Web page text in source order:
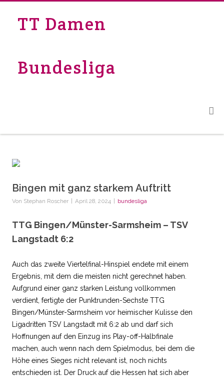
TT Damen
Bundesliga
Bingen mit ganz starkem Auftritt
Von Stephan Roscher April 28, 2024 bundesliga
TTG Bingen/Münster-Sarmsheim – TSV
Langstadt 6:2
Auch das zweite Viertelfinal-Hinspiel endete mit einem
Ergebnis, mit dem die meisten nicht gerechnet haben.
Aufgrund einer ganz starken Leistung vollkommen
verdient, fertigte der Punktrunden-Sechste TTG
Bingen/Münster-Sarmsheim vor heimischer Kulisse den
Ligadritten TSV Langstadt mit 6:2 ab und darf sich
Hoffnungen auf den Einzug ins Play-off-Halbfinale
machen, auch wenn nach dem Spielmodus, bei dem die
Höhe eines Sieges nicht relevant ist, noch nichts
entschieden ist. Der Druck auf die Hessen hat sich aber